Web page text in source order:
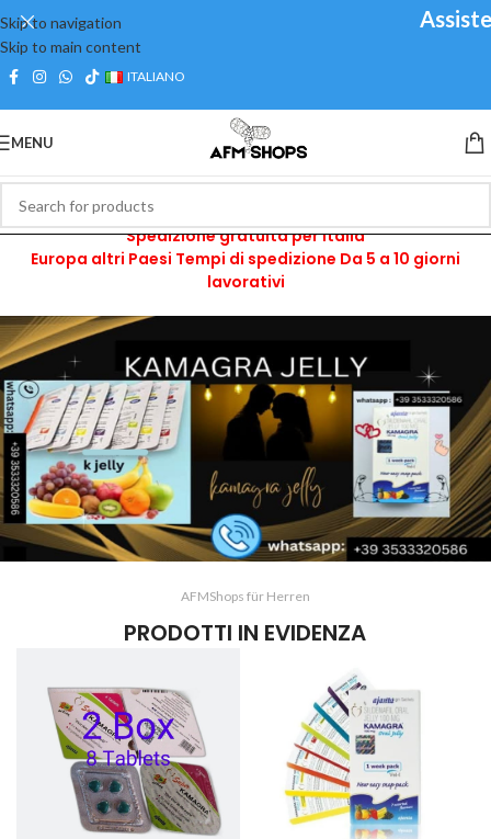
Skip to navigation
Skip to main content
ITALIANO
MENU
Italia Tempi di spedizione Fino a 2 - 4 giorni lavorativi
Spedizione gratuita per Italia
Europa altri Paesi Tempi di spedizione Da 5 a 10 giorni
lavorativi
AFMShops für Herren
PRODOTTI IN EVIDENZA